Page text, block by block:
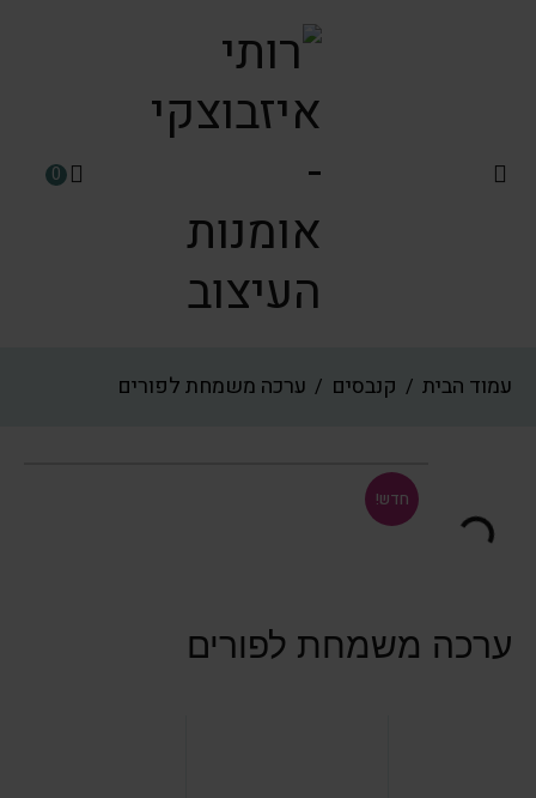
0
עמוד הבית / קנבסים / ערכה משמחת לפורים
חדש!
ערכה משמחת לפורים